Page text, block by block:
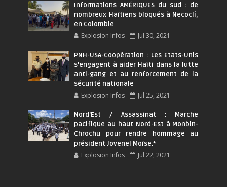
Informations AMÉRIQUES du sud : de
nombreux Haïtiens bloqués à Necoclí,
en Colombie
Explosion Infos Jul 30, 2021
PNH-USA-Coopération : Les Etats-Unis
s’engagent à aider Haïti dans la lutte
anti-gang et au renforcement de la
sécurité nationale
Explosion Infos Jul 25, 2021
Nord'Est / Assassinat : Marche
pacifique au haut Nord-Est à Monbin-
Chrochu pour rendre hommage au
président Jovenel Moïse.*
Explosion Infos Jul 22, 2021